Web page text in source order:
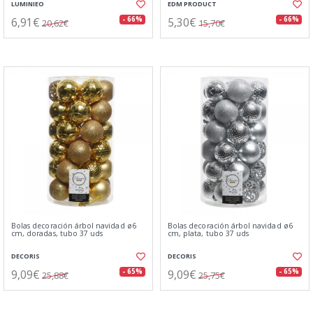
LUMINIEO
6,91€ 20,62€ - 66%
EDM PRODUCT
5,30€ 15,70€ - 66%
Bolas decoración árbol navidad ø6
cm, doradas, tubo 37 uds
DECORIS
9,09€ 25,88€ - 65%
Bolas decoración árbol navidad ø6
cm, plata, tubo 37 uds
DECORIS
9,09€ 25,75€ - 65%